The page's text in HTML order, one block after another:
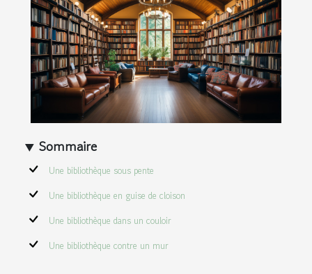
Sommaire
Une bibliothèque sous pente
Une bibliothèque en guise de cloison
Une bibliothèque dans un couloir
Une bibliothèque contre un mur